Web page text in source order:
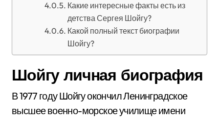
Какие интересные факты есть из
детства Сергея Шойгу?
Какой полный текст биографии
Шойгу?
Шойгу личная биография
В 1977 году Шойгу окончил Ленинградское
высшее военно-морское училище имени